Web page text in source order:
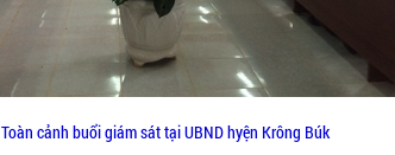
Toàn cảnh buổi giám sát tại UBND hyện Krông Búk